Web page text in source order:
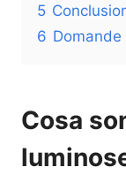
5
6
Cosa